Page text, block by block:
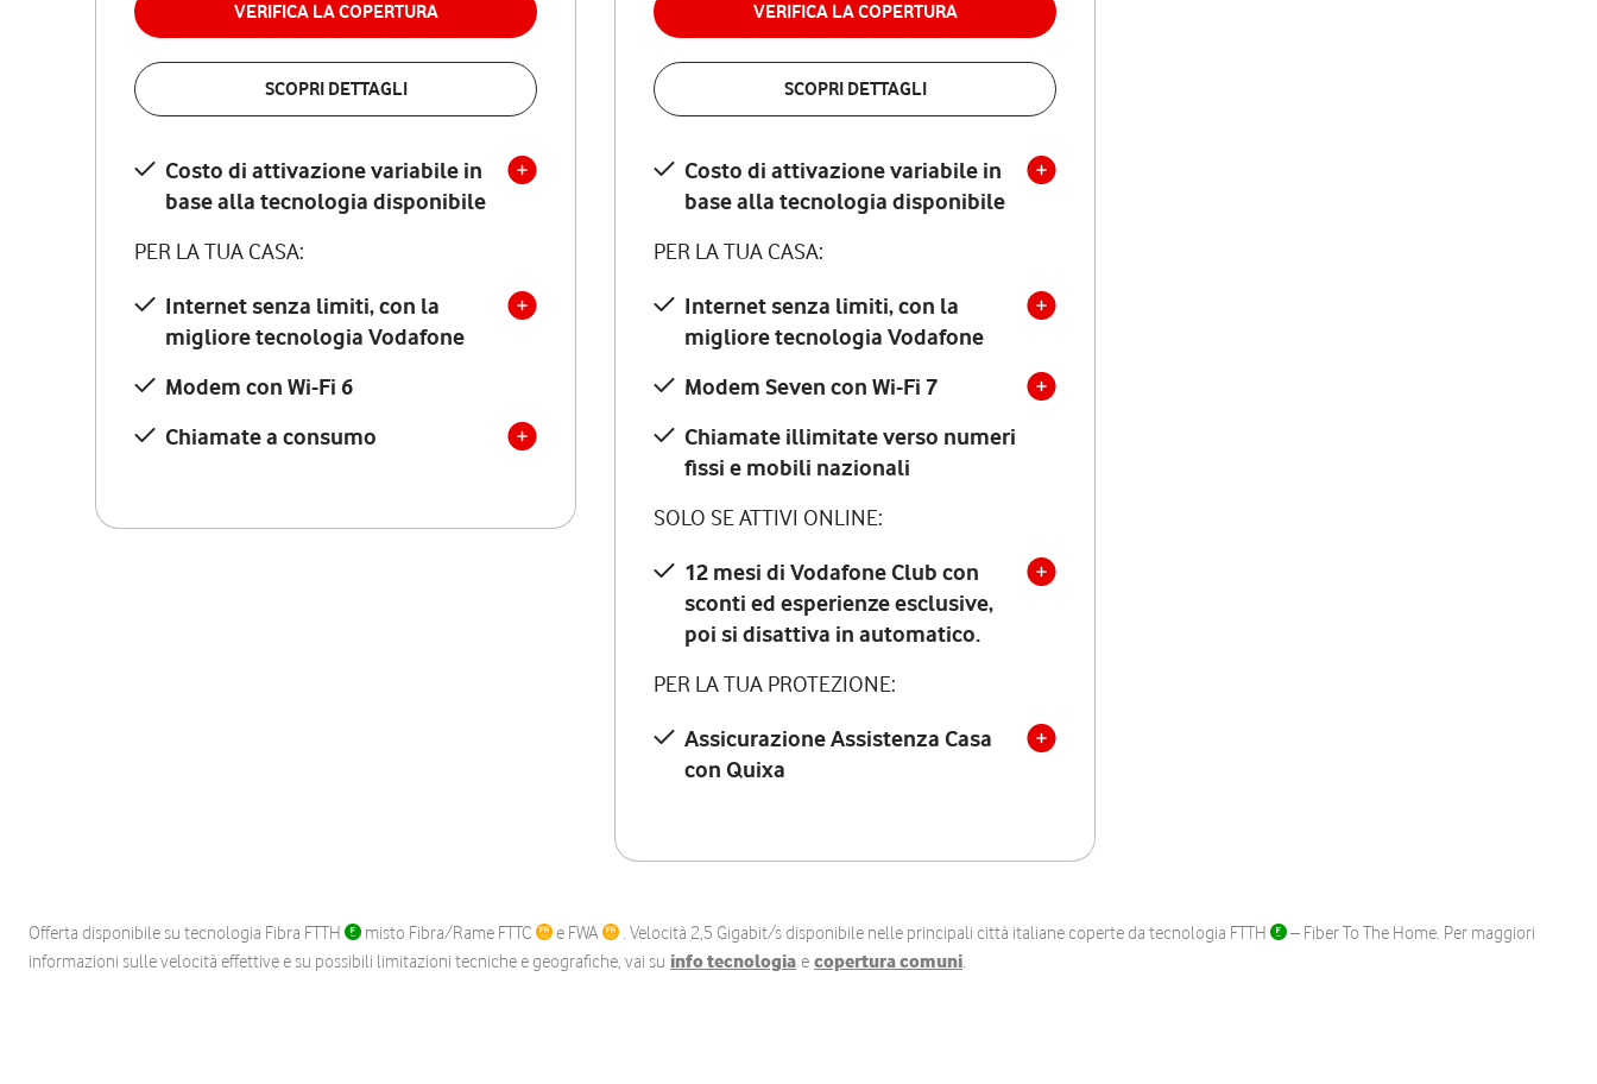
VERIFICA LA COPERTURA
SCOPRI DETTAGLI
Costo di attivazione variabile in
base alla tecnologia disponibile
PER LA TUA CASA:
Internet senza limiti, con la
migliore tecnologia Vodafone
Modem con Wi-Fi 6
Chiamate a consumo
VERIFICA LA COPERTURA
SCOPRI DETTAGLI
Costo di attivazione variabile in
base alla tecnologia disponibile
PER LA TUA CASA:
Internet senza limiti, con la
migliore tecnologia Vodafone
Modem Seven con Wi-Fi 7
Chiamate illimitate verso numeri
fissi e mobili nazionali
SOLO SE ATTIVI ONLINE:
12 mesi di Vodafone Club con
sconti ed esperienze esclusive,
poi si disattiva in automatico.
PER LA TUA PROTEZIONE:
Assicurazione Assistenza Casa
con Quixa
Offerta disponibile su tecnologia Fibra FTTH misto Fibra/Rame FTTC e FWA . Velocità 2,5 Gigabit/s disponibile nelle principali città italiane coperte da tecnologia FTTH
– Fiber To The Home. Per maggiori
informazioni sulle velocità effettive e su possibili limitazioni tecniche e geografiche, vai su info tecnologia e copertura comuni.